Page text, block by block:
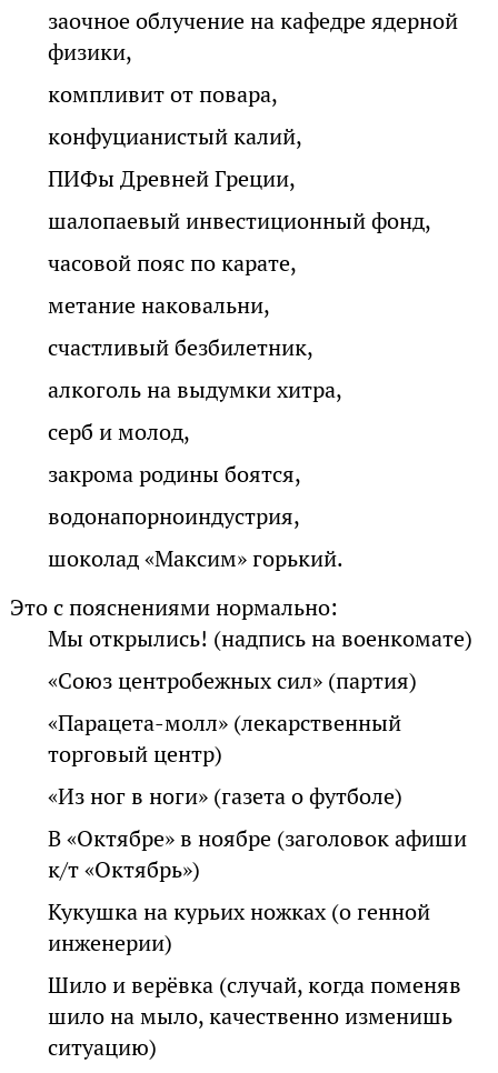
заочное облучение на кафедре ядерной
физики,
компливит от повара,
конфуцианистый калий,
ПИФы Древней Греции,
шалопаевый инвестиционный фонд,
часовой пояс по карате,
метание наковальни,
счастливый безбилетник,
алкоголь на выдумки хитра,
серб и молод,
закрома родины боятся,
водонапорноиндустрия,
шоколад «Максим» горький.
Это с пояснениями нормально:
Мы открылись! (надпись на военкомате)
«Союз центробежных сил» (партия)
«Парацета-молл» (лекарственный
торговый центр)
«Из ног в ноги» (газета о футболе)
В «Октябре» в ноябре (заголовок афиши
к/т «Октябрь»)
Кукушка на курьих ножках (о генной
инженерии)
Шило и верёвка (случай, когда поменяв
шило на мыло, качественно изменишь
ситуацию)